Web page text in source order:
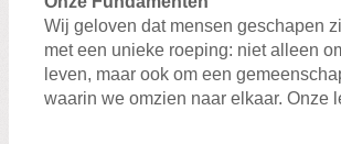
Wij geloven dat mensen geschapen
met een unieke roeping: niet alleen
leven, maar ook om een
waarin we omzien naar elkaar. Onze